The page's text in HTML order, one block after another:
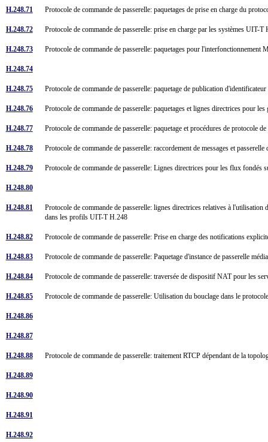
H.248.71 Protocole de commande de passerelle: paquetages de prise en charge du
H.248.72 Protocole de commande de passerelle: prise en charge par les systèmes
H.248.73 Protocole de commande de passerelle: paquetages pour
H.248.74
H.248.75 Protocole de commande de passerelle: paquetage de publication
H.248.76 Protocole de commande de passerelle: paquetages et lignes directrices pour
H.248.77 Protocole de commande de passerelle: paquetage et procédures de protocole
H.248.78 Protocole de commande de passerelle: raccordement de messages et
H.248.79 Protocole de commande de passerelle: Lignes directrices pour les flux fondés
H.248.80
H.248.81
Protocole de commande de passerelle: lignes directrices relatives à
dans les profils UIT-T H.248
H.248.82 Protocole de commande de passerelle: Prise en charge des notifications
H.248.83 Protocole de commande de passerelle: Paquetage d'instance de passerelle
H.248.84 Protocole de commande de passerelle: traversée de dispositif NAT pour les
H.248.85 Protocole de commande de passerelle: Utilisation du bouclage dans le
H.248.86
H.248.87
H.248.88 Protocole de commande de passerelle: traitement RTCP dépendant de la
H.248.89
H.248.90
H.248.91
H.248.92